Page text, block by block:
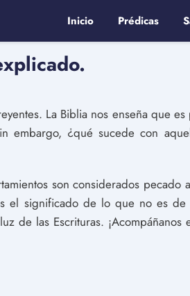
Inicio Prédicas
La Biblia nos enseña que
embargo, ¿qué sucede con
son considerados pecado
el significado de lo que no es
de las Escrituras. ¡Acompáñanos